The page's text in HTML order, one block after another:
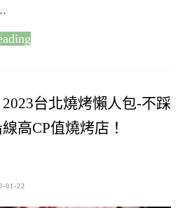
台北燒烤懶人包-不踩
高CP值燒烤店！
01-22